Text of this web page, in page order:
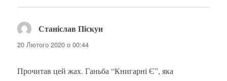
Станіслав Піскун
20 Лютого 2020 о 00:44
Прочитав цей жах. Ганьба “Книгарні Є”, яка